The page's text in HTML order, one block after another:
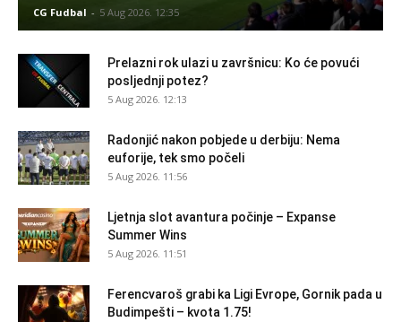
CG Fudbal - 5 Aug 2026. 12:35
Prelazni rok ulazi u završnicu: Ko će povući
posljednji potez?
5 Aug 2026. 12:13
Radonjić nakon pobjede u derbiju: Nema
euforije, tek smo počeli
5 Aug 2026. 11:56
Ljetnja slot avantura počinje – Expanse
Summer Wins
5 Aug 2026. 11:51
Ferencvaroš grabi ka Ligi Evrope, Gornik pada u
Budimpešti – kvota 1.75!